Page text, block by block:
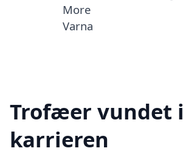
More
Varna
Trofæer vundet i
karrieren